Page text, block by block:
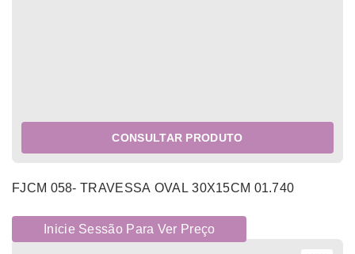
CONSULTAR PRODUTO
FJCM 058- TRAVESSA OVAL 30X15CM 01.740
Inicie Sessão Para Ver Preço